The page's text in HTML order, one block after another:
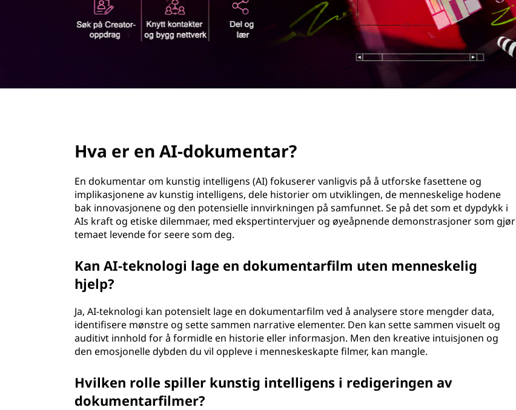
Hva er en AI-dokumentar?
En dokumentar om kunstig intelligens (AI) fokuserer vanligvis på å utforske fasettene og
implikasjonene av kunstig intelligens, dele historier om utviklingen, de menneskelige hodene
bak innovasjonene og den potensielle innvirkningen på samfunnet. Se på det som et dypdykk i
AIs kraft og etiske dilemmaer, med ekspertintervjuer og øyeåpnende demonstrasjoner som gjør
temaet levende for seere som deg.
Kan AI-teknologi lage en dokumentarfilm uten menneskelig
hjelp?
Ja, AI-teknologi kan potensielt lage en dokumentarfilm ved å analysere store mengder data,
identifisere mønstre og sette sammen narrative elementer. Den kan sette sammen visuelt og
auditivt innhold for å formidle en historie eller informasjon. Men den kreative intuisjonen og
den emosjonelle dybden du vil oppleve i menneskeskapte filmer, kan mangle.
Hvilken rolle spiller kunstig intelligens i redigeringen av
dokumentarfilmer?